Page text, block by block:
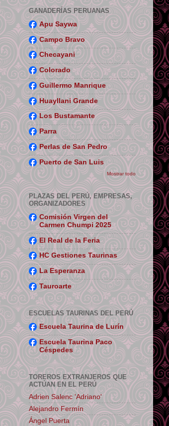
GANADERÍAS PERUANAS
Apu Saywa
Campo Bravo
Checayani
Colorado
Guillermo Manrique
Huayllani Grande
Los Bustamante
Parra
Perlas de San Pedro
Puerto de San Luis
Mostrar todo
PLAZAS DEL PERÚ, EMPRESAS,
ORGANIZADORES
Comisión Virgen del
Carmen Chumpi 2025
El Real de la Feria
HC Gestiones Taurinas
La Esperanza
Tauroarte
ESCUELAS TAURINAS DEL PERÚ
Escuela Taurina de Lurín
Escuela Taurina Paco
Céspedes
TOREROS EXTRANJEROS QUE
ACTÚAN EN EL PERÚ
Adrien Salenc 'Adriano'
Alejandro Fermín
Ángel Puerta